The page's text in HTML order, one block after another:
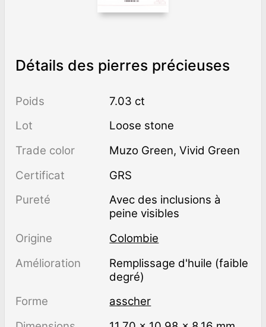
Détails des pierres précieuses
Poids
7.03 ct
Lot
Loose stone
Trade color
Muzo Green,Vivid Green
Certificat
GRS
Pureté
avec des inclusions à
peine visibles
Origine
Colombie
Amélioration
remplissage d'huile (faible
degré)
Forme
asscher